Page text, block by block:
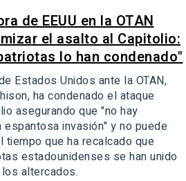
de EEUU en la OTAN
el asalto al Capitolio:
lo han condenado"
Estados Unidos ante la OTAN,
ha condenado el ataque
asegurando que "no hay
espantosa invasión" y no puede
tiempo que ha recalcado que
estadounidenses se han unido
altercados.